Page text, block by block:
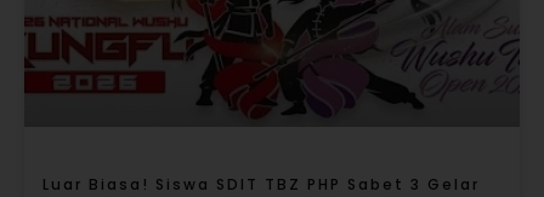
Luar Biasa! Siswa SDIT TBZ PHP Sabet 3 Gelar